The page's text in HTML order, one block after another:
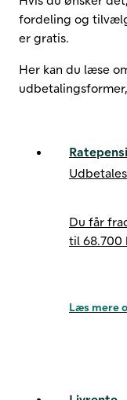
fordeling og
er gratis.
Her kan du læse
Du får
til 68.700
Læs mere